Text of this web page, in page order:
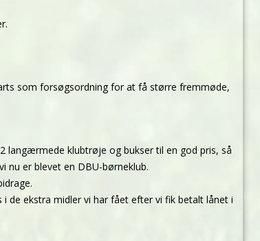
som forsøgsordning for at få større fremmøde,
langærmede klubtrøje og bukser til en god pris, så
nu er blevet en DBU-børneklub.
de ekstra midler vi har fået efter vi fik betalt lånet i